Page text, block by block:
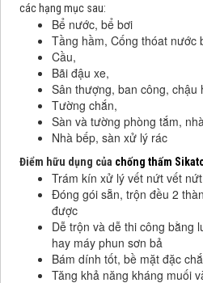
các hạng mục sau:
Bể nước, bể bơi
Tầng hầm, Cống thóat nước
Cầu,
Bãi đậu xe,
Sân thượng, ban công, chậu
Tường chắn,
Sàn và tường phòng tắm,
Nhà bếp, sàn xử lý rác
Điểm hữu dụng của chống thấm
Trám kín xử lý vết nứt vết
Đóng gói sẵn, trộn đều 2
được
Dễ trộn và dễ thi công bằng
hay máy phun sơn bả
Bám dính tốt, bề mặt đặc
Tăng khả năng kháng muối